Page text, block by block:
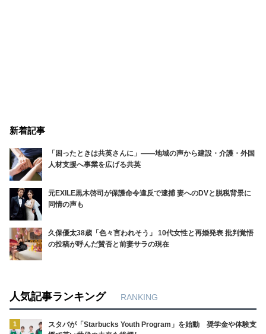
新着記事
「困ったときは共英さんに」――地域の声から建設・介護・外国
人材支援へ事業を広げる共英
元EXILE黒木啓司が保護命令違反で逮捕 妻へのDVと脱税背景に
同情の声も
久保優太38歳「色々言われそう」 10代女性と再婚発表 批判覚悟
の投稿が呼んだ賛否と前妻サラの現在
人気記事ランキング RANKING
1
スタバが「Starbucks Youth Program」を始動 奨学金や体験支